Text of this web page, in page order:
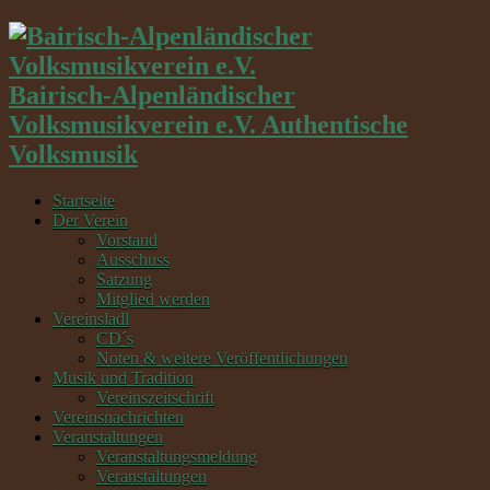
Bairisch-Alpenländischer
Volksmusikverein e.V. Authentische
Volksmusik
Startseite
Der Verein
Vorstand
Ausschuss
Satzung
Mitglied werden
Vereinsladl
CD´s
Noten & weitere Veröffentlichungen
Musik und Tradition
Vereinszeitschrift
Vereinsnachrichten
Veranstaltungen
Veranstaltungsmeldung
Veranstaltungen